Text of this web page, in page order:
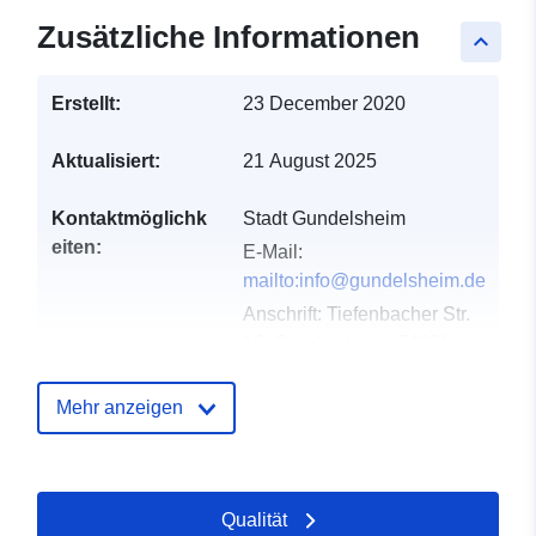
keyboard_arrow_up
Zusätzliche Informationen
Erstellt: 23 December 2020
Aktualisiert: 21 August 2025
Kontaktmöglichk
eiten:
Stadt Gundelsheim
E-Mail:
mailto:info@gundelsheim.de
Anschrift: Tiefenbacher Str.
Verzeichnis der
Zu data.europa.eu hinzugefügt:
21 February 2026
Mehr anzeigen
Qualität